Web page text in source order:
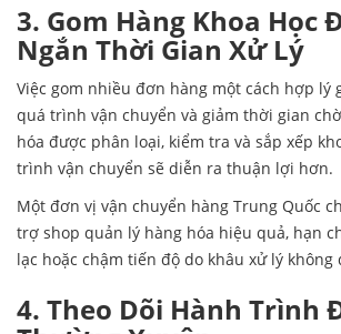
3. Gom Hàng Khoa Học
Ngắn Thời Gian Xử Lý
Việc gom nhiều đơn hàng một cách hợp lý
quá trình vận chuyển và giảm thời gian
hóa được phân loại, kiểm tra và sắp xếp
trình vận chuyển sẽ diễn ra thuận lợi hơn.
Một đơn vị vận chuyển hàng Trung Quốc
trợ shop quản lý hàng hóa hiệu quả, hạn
lạc hoặc chậm tiến độ do khâu xử lý không
4. Theo Dõi Hành Trình